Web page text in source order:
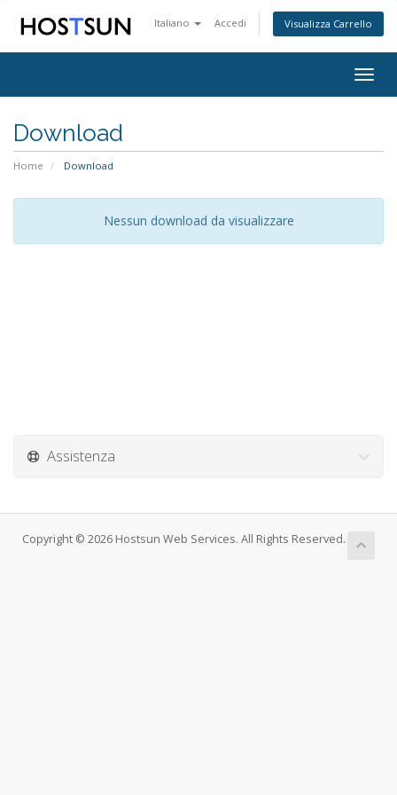
Italiano Accedi Visualizza Carrello
Download
Home Download
Nessun download da visualizzare
Assistenza
Copyright © 2026 Hostsun Web Services. All Rights Reserved.